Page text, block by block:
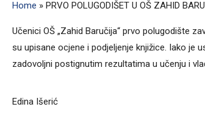
Home » PRVO POLUGODIŠET U OŠ ZAHID
Učenici OŠ „Zahid Baručija“ prvo polugodište
su upisane ocjene i podjeljenje knjižice. Iako je
zadovoljni postignutim rezultatima u učenju i
Edina Išerić